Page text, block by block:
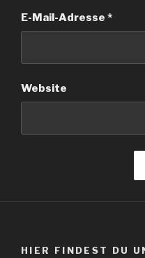
E-Mail-Adresse *
Website
HIER FINDEST DU